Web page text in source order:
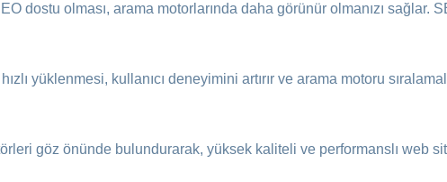
dostu olması, arama motorlarında daha görünür olmanızı sağlar.
yüklenmesi, kullanıcı deneyimini artırır ve arama motoru
göz önünde bulundurarak, yüksek kaliteli ve performanslı web